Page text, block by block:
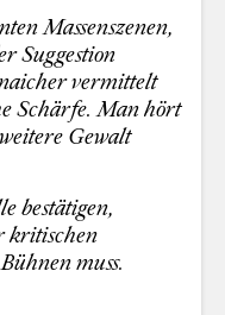
Massenszenen,
Suggestion
vermittelt
Schärfe. Man hört
Gewalt
bestätigen,
kritischen
muss.